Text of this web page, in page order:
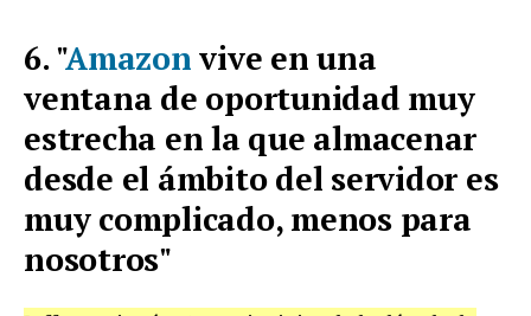
6. "Amazonvive en una
ventana de oportunidad muy
estrecha en la que almacenar
desde el ámbito del servidor es
muy complicado, menos para
nosotros"